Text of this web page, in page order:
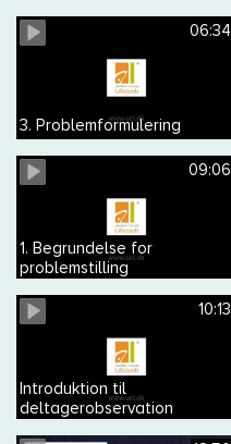
06:34
3. Problemformulering
09:06
1. Begrundelse for
problemstilling
10:13
Introduktion til
deltagerobservation